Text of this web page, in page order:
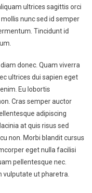
ultrices sagittis orci
nunc sed id semper
Tincidunt id
donec. Quam viverra
ultrices dui sapien eget
Eu lobortis
Cras semper auctor
adipiscing
at quis risus sed
non. Morbi blandit cursus
eget nulla facilisi
pellentesque nec.
vulputate ut pharetra.